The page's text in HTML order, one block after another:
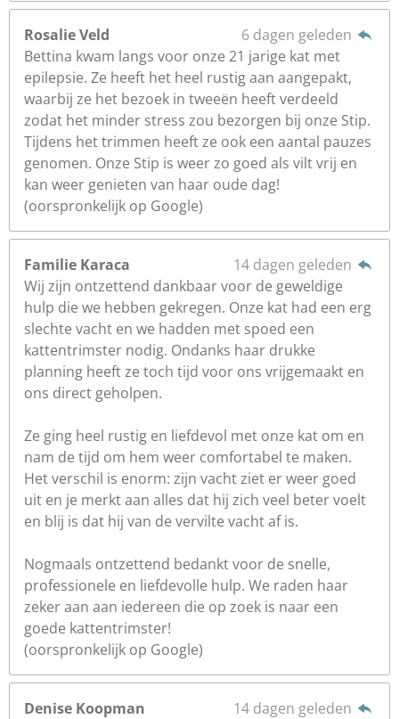
Rosalie Veld
6 dagen geleden
Bettina kwam langs voor onze 21 jarige kat met
epilepsie. Ze heeft het heel rustig aan aangepakt,
waarbij ze het bezoek in tweeën heeft verdeeld
zodat het minder stress zou bezorgen bij onze Stip.
Tijdens het trimmen heeft ze ook een aantal pauzes
genomen. Onze Stip is weer zo goed als vilt vrij en
kan weer genieten van haar oude dag!
(oorspronkelijk op Google)
Familie Karaca
14 dagen geleden
Wij zijn ontzettend dankbaar voor de geweldige
hulp die we hebben gekregen. Onze kat had een erg
slechte vacht en we hadden met spoed een
kattentrimster nodig. Ondanks haar drukke
planning heeft ze toch tijd voor ons vrijgemaakt en
ons direct geholpen.
Ze ging heel rustig en liefdevol met onze kat om en
nam de tijd om hem weer comfortabel te maken.
Het verschil is enorm: zijn vacht ziet er weer goed
uit en je merkt aan alles dat hij zich veel beter voelt
en blij is dat hij van de vervilte vacht af is.
Nogmaals ontzettend bedankt voor de snelle,
professionele en liefdevolle hulp. We raden haar
zeker aan aan iedereen die op zoek is naar een
goede kattentrimster!
(oorspronkelijk op Google)
Denise Koopman
14 dagen geleden